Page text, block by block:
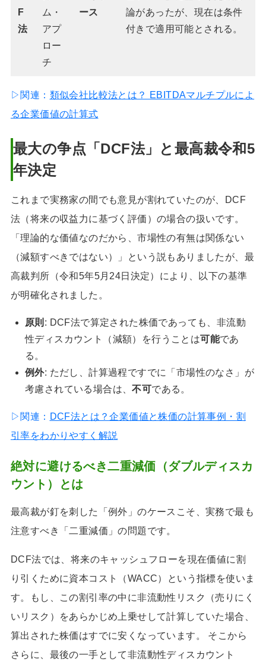
F
法
ム・
アプ
ロー
チ
ース
論があったが、現在は条件
付きで適用可能とされる。
▷関連： 類似会社比較法とは？ EBITDAマルチプルによ
る企業価値の計算式
最大の争点「DCF法」と最高裁令和5
年決定
これまで実務家の間でも意見が割れていたのが、DCF
法（将来の収益力に基づく評価）の場合の扱いです。
「理論的な価値なのだから、市場性の有無は関係ない
（減額すべきではない）」という説もありましたが、最
高裁判所（令和5年5月24日決定）により、以下の基準
が明確化されました。
原則 : DCF法で算定された株価であっても、非流動
性ディスカウント（減額）を行うことは可能であ
る。
例外: ただし、計算過程ですでに「市場性のなさ」が
考慮されている場合は、不可 である。
▷関連： DCF法とは？企業価値と株価の計算事例・割
引率をわかりやすく解説
絶対に避けるべき二重減価（ダブルディスカ
ウント）とは
最高裁が釘を刺した「例外」のケースこそ、実務で最も
注意すべき「二重減価」の問題です。
DCF法では、将来のキャッシュフローを現在価値に割
り引くために資本コスト（WACC）という指標を使いま
す。もし、この割引率の中に非流動性リスク（売りにく
いリスク）をあらかじめ上乗せして計算していた場合、
算出された株価はすでに安くなっています。 そこから
さらに、最後の一手として非流動性ディスカウント